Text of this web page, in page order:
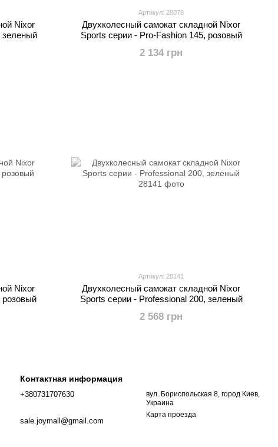
Nixor
зеленый
Артикул: 28078
Двухколесный самокат складной Nixor
Sports серии - Pro-Fashion 145, розовый
2 134 грн
Nixor
розовый
Артикул: 28141
Двухколесный самокат складной Nixor
Sports серии - Professional 200, зеленый
2 568 грн
Контактная информация
+380731707630
sale.joymall@gmail.com
вул. Бориспольская 8, город Киев,
Украина
Карта проезда